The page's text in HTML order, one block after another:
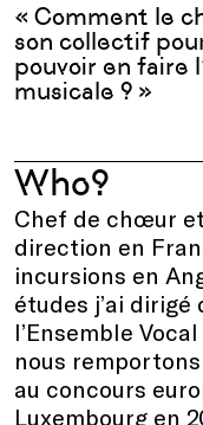
« Comment le
son collectif
pouvoir en faire
musicale ? »
Who?
Chef de chœur
direction en
incursions en
études j’ai
l’Ensemble
nous
au concours
Luxembourg en